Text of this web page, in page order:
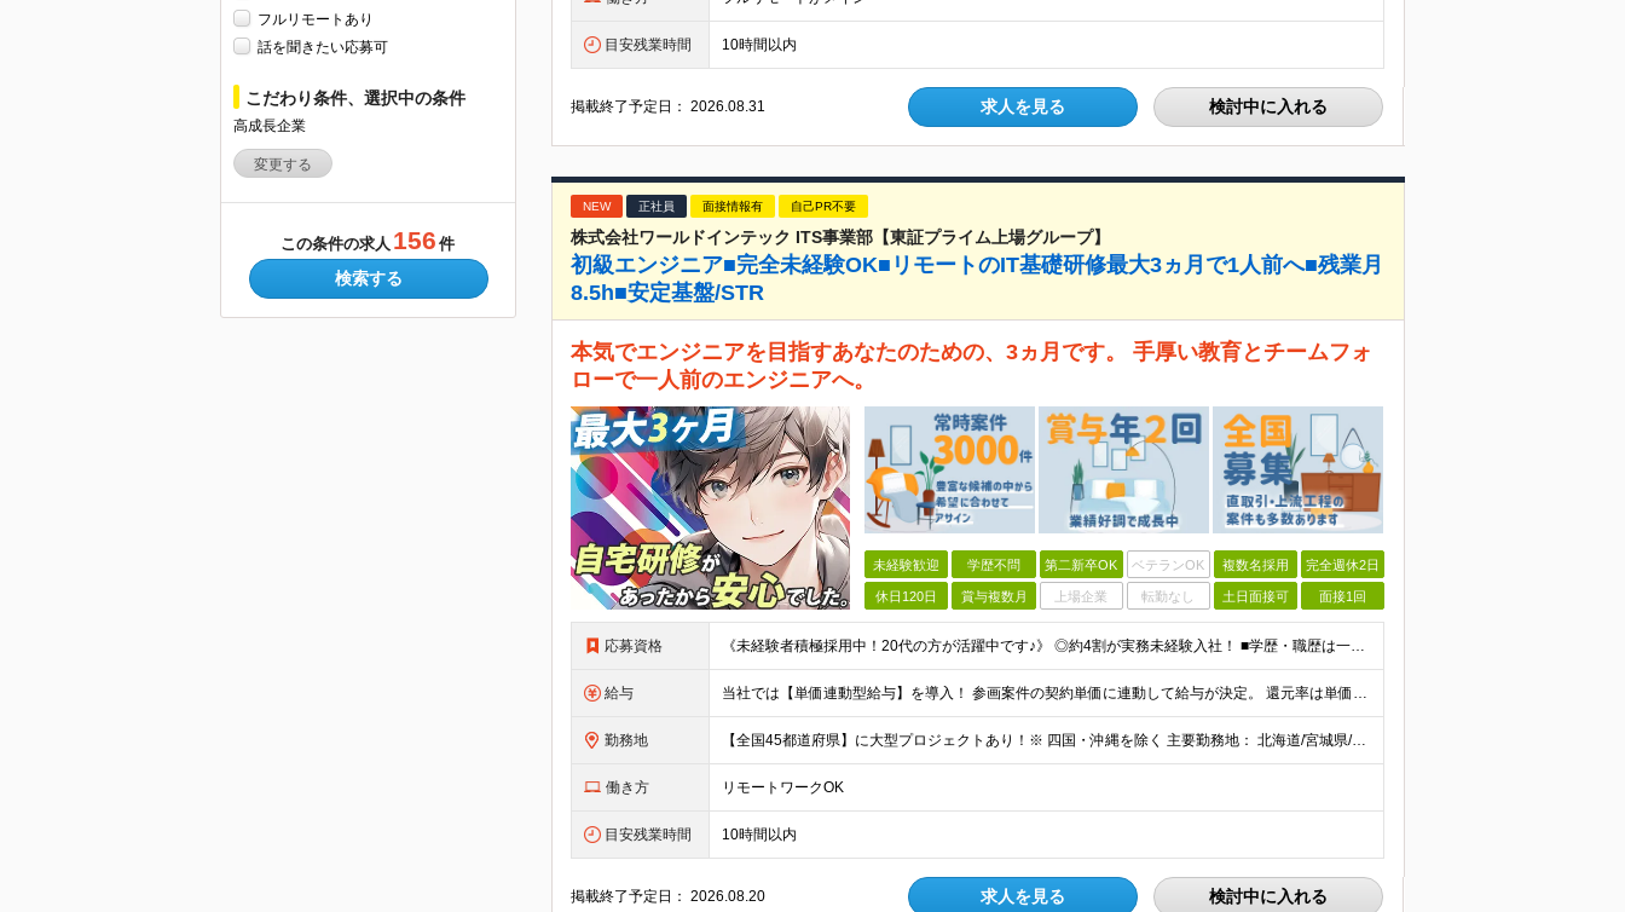
フルリモートあり
話を聞きたい応募可
こだわり条件、選択中の条件
高成長企業
変更する
この条件の求人 156 件
検索する
目安残業時間 10時間以内
掲載終了予定日：2026.08.31 求人を見る 検討中に入れる
NEW 正社員 面接情報有 自己PR不要
株式会社ワールドインテック ITS事業部【東証プライム上場グループ】
初級エンジニア■完全未経験OK■リモートのIT基礎研修最大3ヵ月で1人前へ■残業月
8.5h■安定基盤/STR
本気でエンジニアを目指すあなたのための、3ヵ月です。 手厚い教育とチームフォ
ローで一人前のエンジニアへ。
未経験歓迎 学歴不問 第二新卒OK ベテランOK 複数名採用 完全週休2日
休日120日 賞与複数月 上場企業 転勤なし 土日面接可 面接1回
応募資格 《未経験者積極採用中！20代の方が活躍中です♪》 ◎約4割が実務未経験入社！ ■学歴・職歴は一切問いません！ ■第二新卒の方もお気軽にご相談ください♪ ■入社してから数年は、転勤の可能性があります
給与 当社では【単価連動型給与】を導入！ 参画案件の契約単価に連動して給与が決定。 還元率は単価の【70％～80％】と東証プライム上場グループとして高水準です！（社会保険料・教育コスト含む） ■関東：月給
勤務地 【全国45都道府県】に大型プロジェクトあり！※ 四国・沖縄を除く 主要勤務地： 北海道/宮城県/栃木県/埼玉県/千葉県/東京都/神奈川県/愛知県/大阪府/京都府/兵庫県/広島県/福岡県/熊本県 ※勤
働き方 リモートワークOK
目安残業時間 10時間以内
掲載終了予定日：2026.08.20 求人を見る 検討中に入れる